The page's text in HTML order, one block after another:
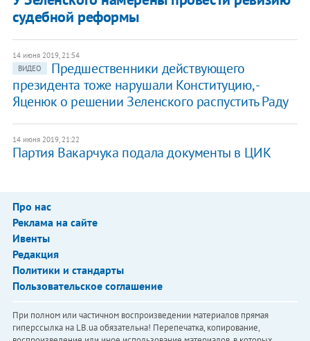
судебной реформы
14 июня 2019, 21:54
ВИДЕО
Предшественники действующего
президента тоже нарушали Конституцию, -
Яценюк о решении Зеленского распустить Раду
14 июня 2019, 21:22
Партия Вакарчука подала документы в ЦИК
Про нас
Реклама на сайте
Ивенты
Редакция
Политики и стандарты
Пользовательское соглашение
При полном или частичном воспроизведении материалов прямая
гиперссылка на LB.ua обязательна! Перепечатка, копирование,